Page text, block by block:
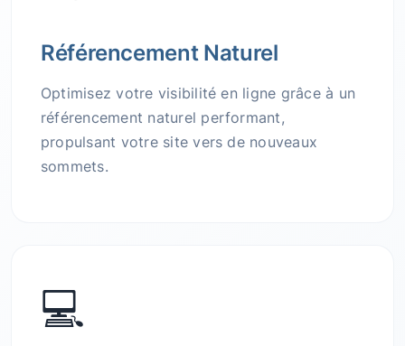
Référencement Naturel
Optimisez votre visibilité en ligne grâce à un
référencement naturel performant,
propulsant votre site vers de nouveaux
sommets.
💻